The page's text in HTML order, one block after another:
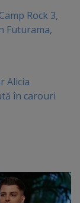
Rock 3,
Futurama,
Alicia
în carouri